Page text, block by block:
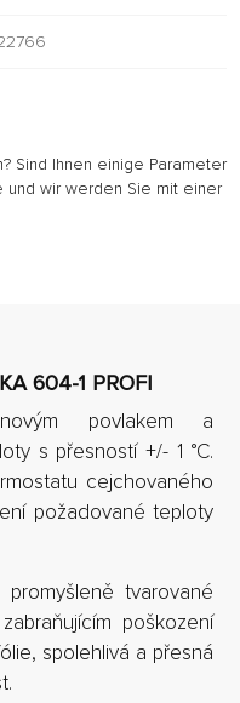
Sind Ihnen einige Parameter
und wir werden Sie mit einer
604-1 PROFI
povlakem a
s přesností +/- 1 °C.
cejchovaného
požadované teploty
tvarované
poškození
spolehlivá a přesná